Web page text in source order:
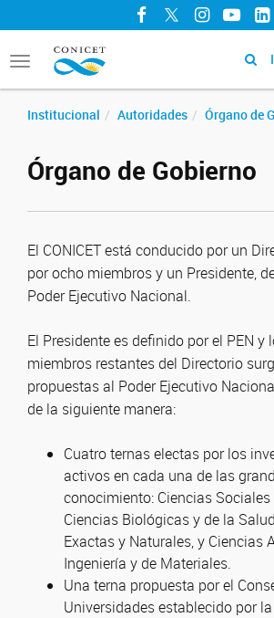
Facebook
TwitterInstagram
Toggle
navigation
Institucional Autoridades Órgano de
Órgano de Gobierno
El CONICET está conducido por un
por ocho miembros y un Presidente,
Poder Ejecutivo Nacional.
El Presidente es definido por el PEN y
miembros restantes del Directorio
propuestas al Poder Ejecutivo
de la siguiente manera:
Cuatro ternas electas por los
activos en cada una de las
conocimiento: Ciencias
Ciencias Biológicas y de la
Exactas y Naturales, y Ciencias
Ingeniería y de Materiales.
Una terna propuesta por el
Universidades establecido por